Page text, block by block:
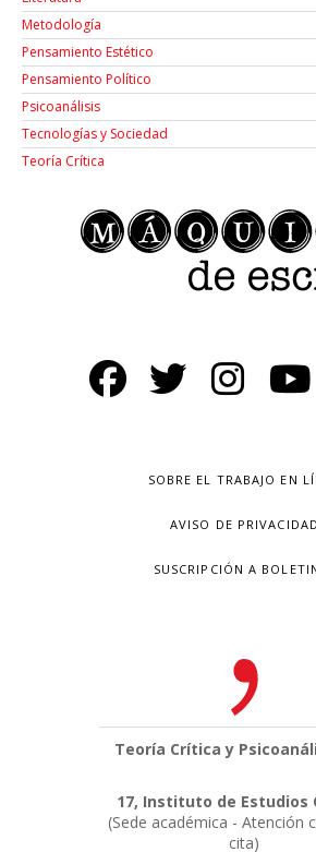
Metodología
Pensamiento Estético
Pensamiento Político
Psicoanálisis
Tecnologías y Sociedad
Teoría Crítica
SOBRE EL TRABAJO EN
AVISO DE PRIVACIDAD
SUSCRIPCIÓN A
Teoría Crítica y
17, Instituto de Estudios
(Sede académica - Atención
cita)